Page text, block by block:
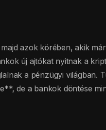
azok körében, akik
új ajtókat nyitnak a
a pénzügyi világban.
de a bankok döntése